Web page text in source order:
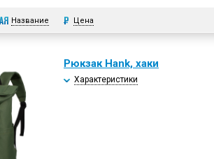
Название Цена
Рюкзак Hank, хаки
Характеристики